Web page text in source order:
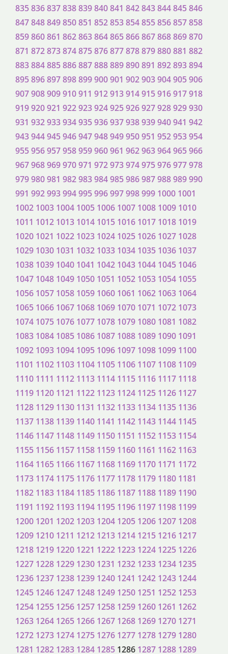
835836837838839840841 842843844845846
847848849850851 852853854855856857858
859860861 862863864865866867868869870
871 872873874875876877878879880881 882
883884885886887888889890891 892893894
895896897898899900901 902903904905906
907908909910911 912913914915916917918
919920921 922923924925926927928929930
931 932933934935936937938939940941 942
943944945946947948949950951 952953954
955956957958959960961 962963964965966
967968969970971 972973974975976977978
979980981 982983984985986987988989990
991 992993994995996997998999 1000 1001
1002 1003 1004 1005 1006 1007 1008 1009 1010
1011 1012 1013 1014 1015 1016 1017 1018 1019
1020 1021 1022 1023 1024 1025 1026 1027 1028
1029 1030 1031 1032 1033 1034 1035 1036 1037
1038 1039 1040 1041 1042 1043 1044 1045 1046
1047 1048 1049 1050 1051 1052 1053 1054 1055
1056 1057 1058 1059 1060 1061 1062 1063 1064
1065 1066 1067 1068 1069 1070 1071 1072 1073
1074 1075 1076 1077 1078 1079 1080 1081 1082
1083 1084 1085 1086 1087 1088 1089 1090 1091
1092 1093 1094 1095 1096 1097 1098 1099 1100
1101 1102 1103 1104 1105 1106 1107 1108 1109
1110 1111 1112 1113 1114 1115 1116 1117 1118
1119 1120 1121 1122 1123 1124 1125 1126 1127
1128 1129 1130 1131 1132 1133 1134 1135 1136
1137 1138 1139 1140 1141 1142 1143 1144 1145
1146 1147 1148 1149 1150 1151 1152 1153 1154
1155 1156 1157 1158 1159 1160 1161 1162 1163
1164 1165 1166 1167 1168 1169 1170 1171 1172
1173 1174 1175 1176 1177 1178 1179 1180 1181
1182 1183 1184 1185 1186 1187 1188 1189 1190
1191 1192 1193 1194 1195 1196 1197 1198 1199
1200 1201 1202 1203 1204 1205 1206 1207 1208
1209 1210 1211 1212 1213 1214 1215 1216 1217
1218 1219 1220 1221 1222 1223 1224 1225 1226
1227 1228 1229 1230 1231 1232 1233 1234 1235
1236 1237 1238 1239 1240 1241 1242 1243 1244
1245 1246 1247 1248 1249 1250 1251 1252 1253
1254 1255 1256 1257 1258 1259 1260 1261 1262
1263 1264 1265 1266 1267 1268 1269 1270 1271
1272 1273 1274 1275 1276 1277 1278 1279 1280
1281 1282 1283 1284 1285 1286 1287 1288 1289